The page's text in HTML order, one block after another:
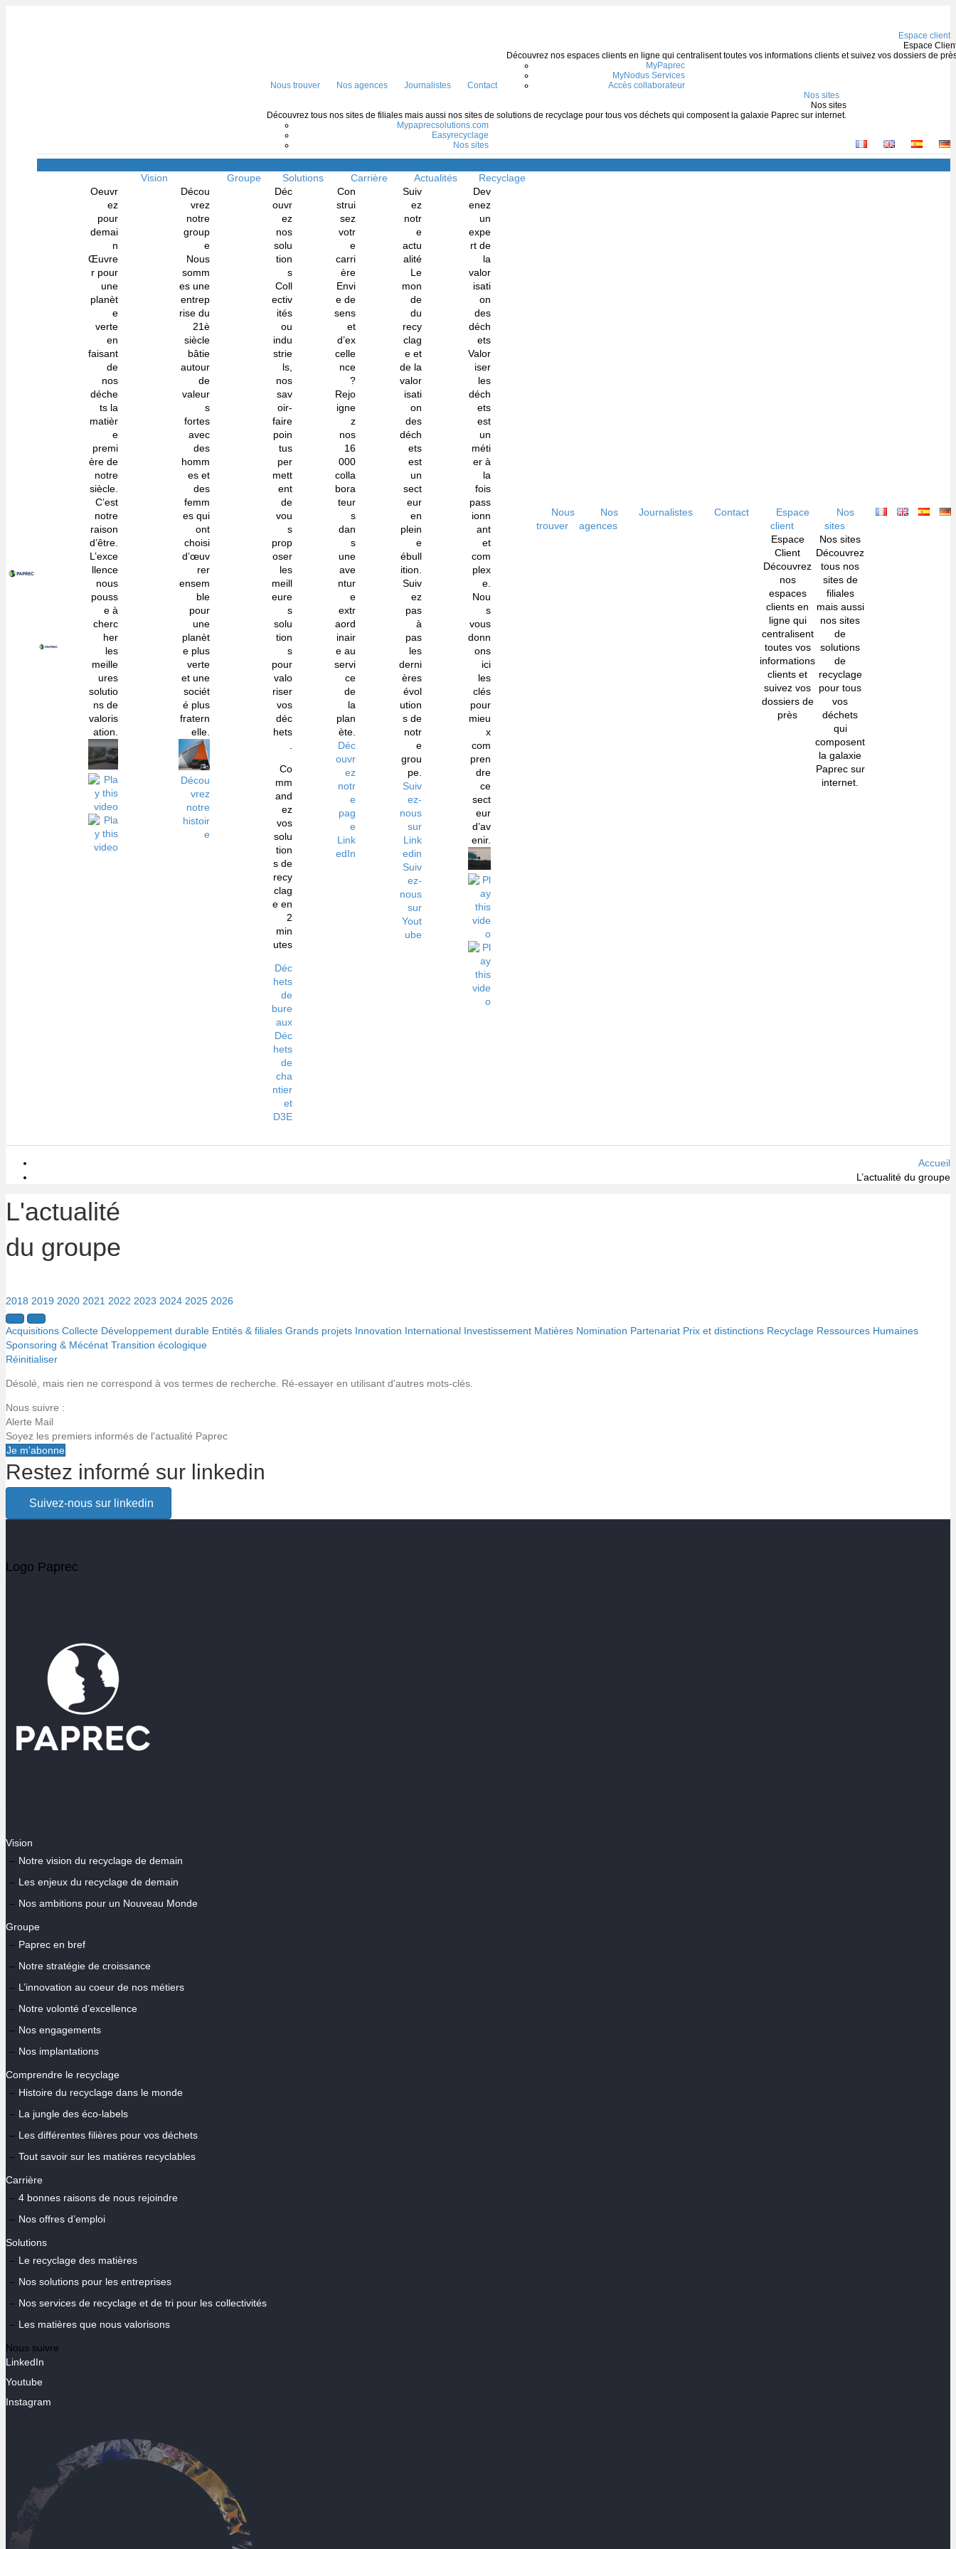
Nous trouver Nos agences Journalistes Contact
Espace client
Espace
Découvrez nos espaces clients en ligne qui centralisent toutes vos informations clients et suivez vos dossiers de
MyPaprec
MyNodus Services
Accès collaborateur
Nos sites
Nos sites
Découvrez tous nos sites de filiales mais aussi nos sites de solutions de recyclage pour tous vos déchets qui composent la galaxie Paprec sur internet.
Mypaprecsolutions.com
Easyrecyclage
Nos sites
Menu
Vision
Oeuvr
ez
pour
demai
n
Œuvre
r pour
une
planèt
e
verte
en
faisant
de
nos
déche
ts la
matièr
e
premi
ère de
notre
siècle.
C’est
notre
raison
d’être.
L’exce
llence
nous
pouss
e à
cherc
her
les
meille
ures
solutio
ns de
valoris
ation.
Groupe
Décou
vrez
notre
group
e
Nous
somm
es une
entrep
rise du
21è
siècle
bâtie
autour
de
valeur
s
fortes
avec
des
homm
es et
des
femm
es qui
ont
choisi
d’œuv
rer
ensem
ble
pour
une
planèt
e plus
verte
et une
sociét
é plus
fratern
elle.
Décou
vrez
notre
histoir
e
Solutions
Déc
ouvr
ez
nos
solu
tion
s
Coll
ectiv
ités
ou
indu
strie
ls,
nos
sav
oir-
faire
poin
tus
per
mett
ent
de
vou
s
prop
oser
les
meill
eure
s
solu
tion
s
pour
valo
riser
vos
déc
hets
Co
mm
and
ez
vos
solu
tion
s de
recy
clag
e en
2
min
utes
Déc
hets
de
bure
aux
Déc
hets
de
cha
ntier
et
D3E
Carrière
Con
strui
sez
votr
e
carri
ère
Envi
e de
sens
et
d’ex
celle
nce
?
Rejo
igne
z
nos
16
000
colla
bora
teur
s
dan
s
une
ave
ntur
e
extr
aord
inair
e au
servi
ce
de
la
plan
ète.
Déc
ouvr
ez
notr
e
pag
e
Link
edIn
Actualités
Suiv
ez
notr
e
actu
alité
Le
mon
de
du
recy
clag
e et
de la
valor
isati
on
des
déch
ets
est
un
sect
eur
en
plein
e
ébull
ition.
Suiv
ez
pas
à
pas
les
derni
ères
évol
ution
s de
notr
e
grou
pe.
Suiv
ez-
nous
sur
Link
edin
Suiv
ez-
nous
sur
Yout
ube
Recyclage
Dev
enez
un
expe
rt de
la
valor
isati
on
des
déch
ets
Valor
iser
les
déch
ets
est
un
méti
er à
la
fois
pass
ionn
ant
et
com
plex
e.
Nou
s
vous
donn
ons
ici
les
clés
pour
mieu
x
com
pren
dre
ce
sect
eur
d’av
enir.
Nous
trouver
Nos
agences
Journalistes Contact
Espace
client
Espace
Client
Découvrez
nos
espaces
clients en
ligne qui
centralisent
toutes vos
informations
clients et
suivez vos
dossiers de
près
Nos
sites
Nos sites
Découvrez
tous nos
sites de
filiales
mais aussi
nos sites
de
solutions
de
recyclage
pour tous
vos
déchets
qui
composent
la galaxie
Paprec sur
internet.
Accueil
L’actualité du groupe
L'actualité
du groupe
2018 2019 2020 2021 2022 2023 2024 2025 2026
Acquisitions Collecte Développement durable Entités & filiales Grands projets Innovation International Investissement Matières Nomination Partenariat Prix et distinctions Recyclage Ressources Humaines
Sponsoring & Mécénat Transition écologique
Réinitialiser
Désolé, mais rien ne correspond à vos termes de recherche. Ré-essayer en utilisant d'autres mots-clés.
Nous suivre :
Alerte Mail
Soyez les premiers informés de l'actualité Paprec
Je m'abonne
Alerte email
Restez informé sur linkedin
Suivez-nous sur linkedin
Logo Paprec
Vision
Notre vision du recyclage de demain
Les enjeux du recyclage de demain
Nos ambitions pour un Nouveau Monde
Groupe
Paprec en bref
Notre stratégie de croissance
L’innovation au coeur de nos métiers
Notre volonté d’excellence
Nos engagements
Nos implantations
Comprendre le recyclage
Histoire du recyclage dans le monde
La jungle des éco-labels
Les différentes filières pour vos déchets
Tout savoir sur les matières recyclables
Carrière
4 bonnes raisons de nous rejoindre
Nos offres d’emploi
Solutions
Le recyclage des matières
Nos solutions pour les entreprises
Nos services de recyclage et de tri pour les collectivités
Les matières que nous valorisons
Nous suivre
LinkedIn
Youtube
Instagram